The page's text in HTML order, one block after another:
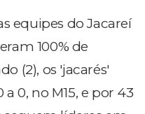
equipes do Jacareí
100% de
(2), os 'jacarés'
0, no M15, e por 43